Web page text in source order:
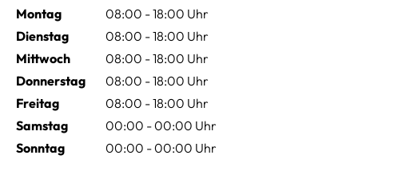
Montag
08:00 - 18:00 Uhr
Dienstag
08:00 - 18:00 Uhr
Mittwoch
08:00 - 18:00 Uhr
Donnerstag
08:00 - 18:00 Uhr
Freitag
08:00 - 18:00 Uhr
Samstag
00:00 - 00:00 Uhr
Sonntag
00:00 - 00:00 Uhr